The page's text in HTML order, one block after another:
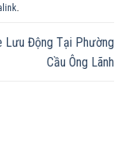
Lưu Động Tại Phường
Cầu Ông Lãnh